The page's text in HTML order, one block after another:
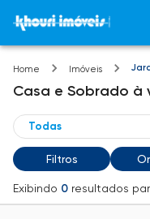
Home Imóveis
Casa e Sobrado à
Filtros
Exibindo 0 resultados